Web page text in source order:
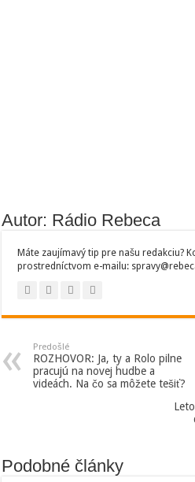
Autor: Rádio Rebeca
Máte zaujímavý tip pre našu redakciu?
prostredníctvom e-mailu:
Predošlé
ROZHOVOR: Ja, ty a Rolo pilne
pracujú na novej hudbe a
videách. Na čo sa môžete tešiť?
Podobné články